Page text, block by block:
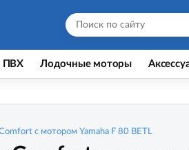
ПВХ Лодочные моторы
с мотором Yamaha F 80 BETL